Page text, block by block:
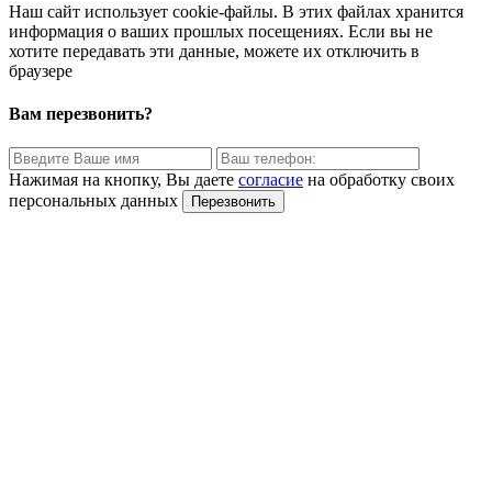
Наш сайт использует cookie-файлы. В этих файлах хранится
информация о ваших прошлых посещениях. Если вы не
хотите передавать эти данные, можете их отключить в
браузере
Вам перезвонить?
Нажимая на кнопку, Вы даете согласие на обработку своих
персональных данных
Перезвонить